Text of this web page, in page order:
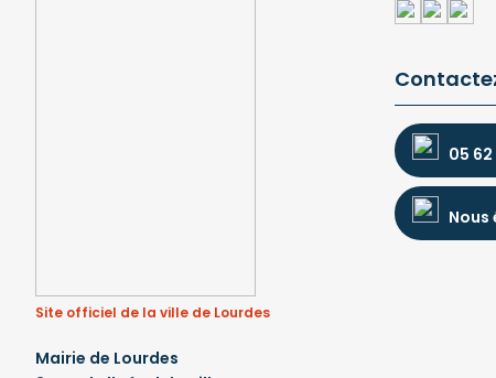
Site officiel de la ville de Lourdes
Mairie de Lourdes
05
Nous